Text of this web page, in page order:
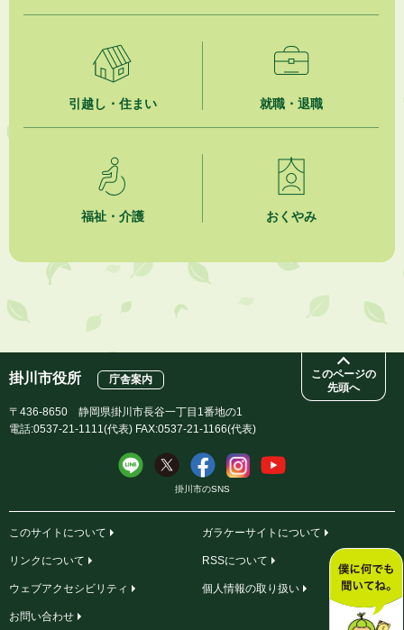
市民の勇気ある応急手当に感謝状を贈呈しました
2026年8月4日
夏季休暇期間 開業医等診療予定
「水道カルテ」の公表について
【参加者募集】プロ棋士から学ぼう！はじめての将棋教室
引越し・住まい 就職・退職
福祉・介護 おくやみ
このページの
先頭へ
掛川市役所 庁舎案内
〒436-8650 静岡県掛川市長谷一丁目1番地の1
電話:0537-21-1111(代表) FAX:0537-21-1166(代表)
掛川市のSNS
このサイトについて ガラケーサイトについて
リンクについて RSSについて
ウェブアクセシビリティ 個人情報の取り扱い
お問い合わせ